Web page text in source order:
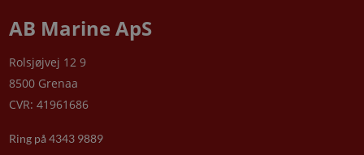
AB Marine ApS
Rolsjøjvej 12 9
8500 Grenaa
CVR: 41961686
Ring på 4343 9889